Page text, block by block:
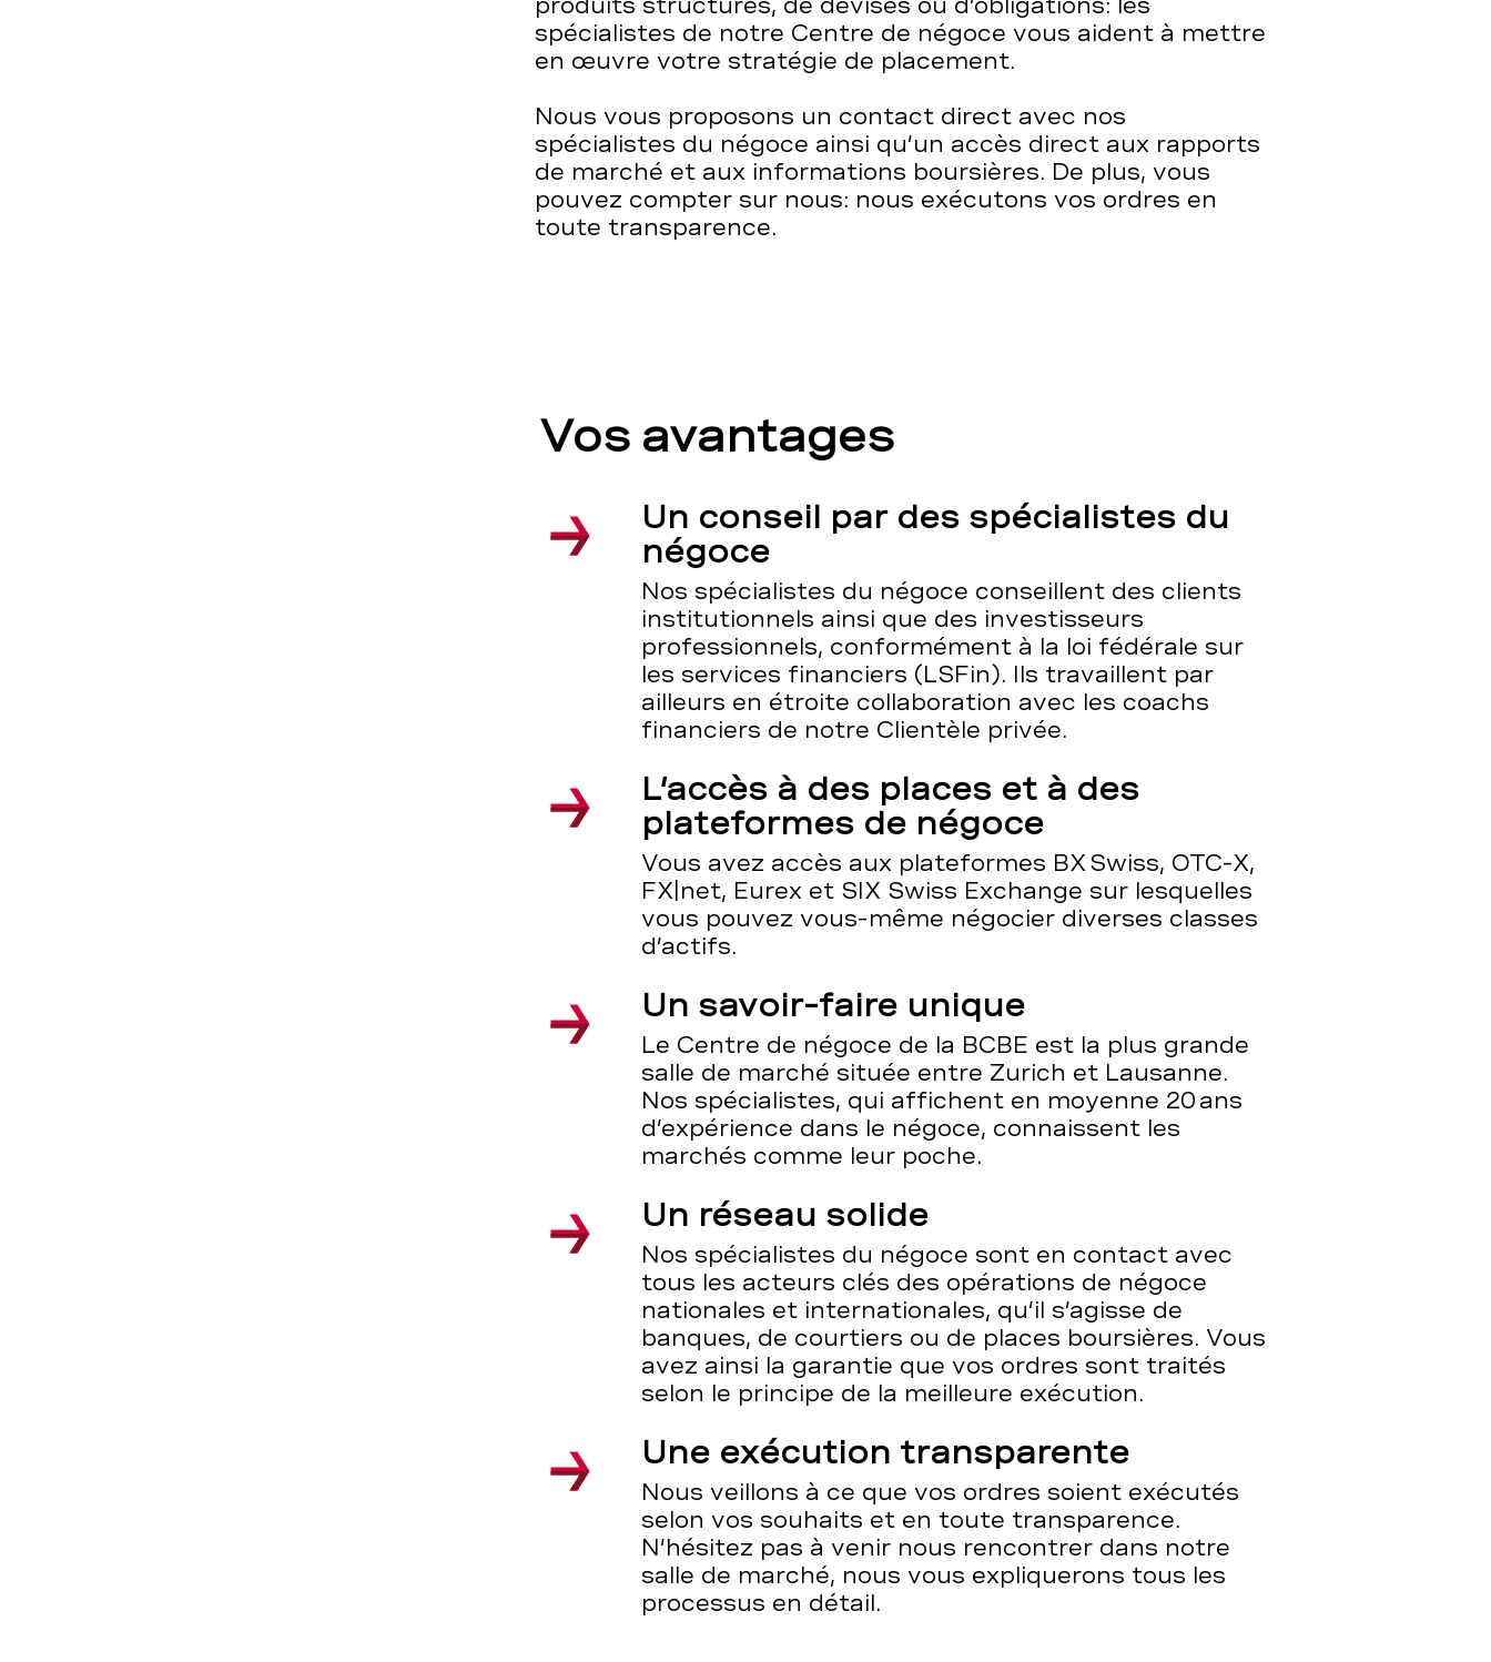
spécialistes de notre Centre de négoce vous aident à mettre
en œuvre votre stratégie de placement.
Nous vous proposons un contact direct avec nos
spécialistes du négoce ainsi qu’un accès direct aux rapports
de marché et aux informations boursières. De plus, vous
pouvez compter sur nous: nous exécutons vos ordres en
toute transparence.
Vos avantages
Un conseil par des spécialistes du
négoce
Nos spécialistes du négoce conseillent des clients
institutionnels ainsi que des investisseurs
professionnels, conformément à la loi fédérale sur
les services financiers (LSFin). Ils travaillent par
ailleurs en étroite collaboration avec les coachs
financiers de notre Clientèle privée.
L’accès à des places et à des
plateformes de négoce
Vous avez accès aux plateformes BX Swiss, OTC-X,
FX|net, Eurex et SIX Swiss Exchange sur lesquelles
vous pouvez vous-même négocier diverses classes
d’actifs.
Un savoir-faire unique
Le Centre de négoce de la BCBE est la plus grande
salle de marché située entre Zurich et Lausanne.
Nos spécialistes, qui affichent en moyenne 20 ans
d’expérience dans le négoce, connaissent les
marchés comme leur poche.
Un réseau solide
Nos spécialistes du négoce sont en contact avec
tous les acteurs clés des opérations de négoce
nationales et internationales, qu’il s’agisse de
banques, de courtiers ou de places boursières. Vous
avez ainsi la garantie que vos ordres sont traités
selon le principe de la meilleure exécution.
Une exécution transparente
Nous veillons à ce que vos ordres soient exécutés
selon vos souhaits et en toute transparence.
N’hésitez pas à venir nous rencontrer dans notre
salle de marché, nous vous expliquerons tous les
processus en détail.